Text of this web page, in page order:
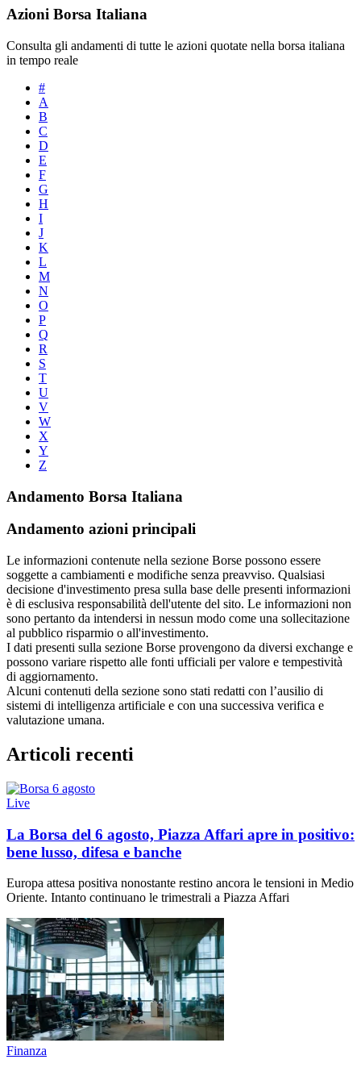
Azioni Borsa Italiana
Consulta gli andamenti di tutte le azioni quotate nella borsa italiana
in tempo reale
#
A
B
C
D
E
F
G
H
I
J
K
L
M
N
O
P
Q
R
S
T
U
V
W
X
Y
Z
Andamento Borsa Italiana
Andamento azioni principali
Le informazioni contenute nella sezione Borse possono essere
soggette a cambiamenti e modifiche senza preavviso. Qualsiasi
decisione d'investimento presa sulla base delle presenti informazioni
è di esclusiva responsabilità dell'utente del sito. Le informazioni non
sono pertanto da intendersi in nessun modo come una sollecitazione
al pubblico risparmio o all'investimento.
I dati presenti sulla sezione Borse provengono da diversi exchange e
possono variare rispetto alle fonti ufficiali per valore e tempestività
di aggiornamento.
Alcuni contenuti della sezione sono stati redatti con l’ausilio di
sistemi di intelligenza artificiale e con una successiva verifica e
valutazione umana.
Articoli recenti
Live
La Borsa del 6 agosto, Piazza Affari apre in positivo:
bene lusso, difesa e banche
Europa attesa positiva nonostante restino ancora le tensioni in Medio
Oriente. Intanto continuano le trimestrali a Piazza Affari
Finanza